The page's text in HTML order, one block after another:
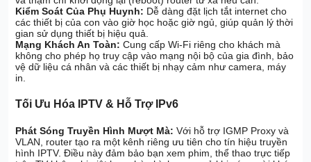
Kiểm Soát Của Phụ Huynh: Dễ dàng đặt lịch tắt internet cho
các thiết bị của con vào giờ học hoặc giờ ngủ, giúp quản lý thời
gian sử dụng thiết bị hiệu quả.
Mạng Khách An Toàn: Cung cấp Wi-Fi riêng cho khách mà
không cho phép họ truy cập vào mạng nội bộ của gia đình, bảo
vệ dữ liệu cá nhân và các thiết bị nhạy cảm như camera, máy
in.
Tối Ưu Hóa IPTV & Hỗ Trợ IPv6
Phát Sóng Truyền Hình Mượt Mà: Với hỗ trợ IGMP Proxy và
VLAN, router tạo ra một kênh riêng ưu tiên cho tín hiệu truyền
hình IPTV. Điều này đảm bảo bạn xem phim, thể thao trực tiếp